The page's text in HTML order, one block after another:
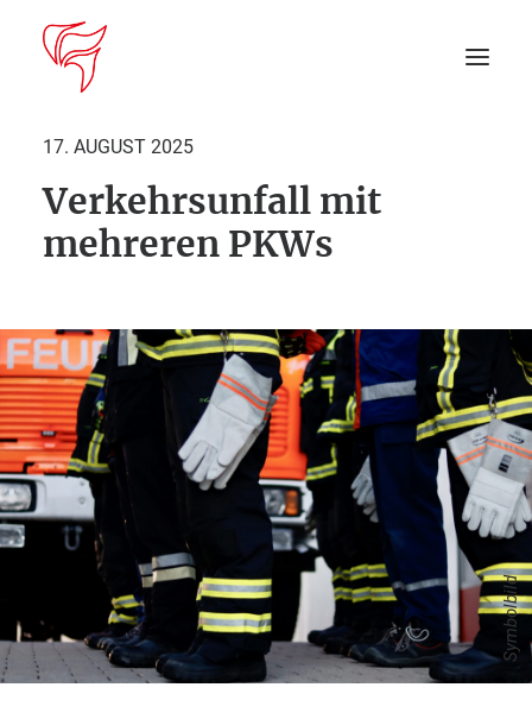
Startseite
DEIN EINSATZ
Suche
17. AUGUST 2025
Verkehrsunfall mit
mehreren PKWs
Symbolbild